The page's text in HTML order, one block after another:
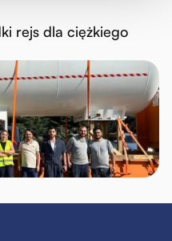
rejs dla ciężkiego